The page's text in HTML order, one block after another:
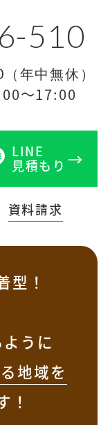
510
年中無休）
～17:00
LINE
見積もり
資料請求
型！
うに
地域を
！